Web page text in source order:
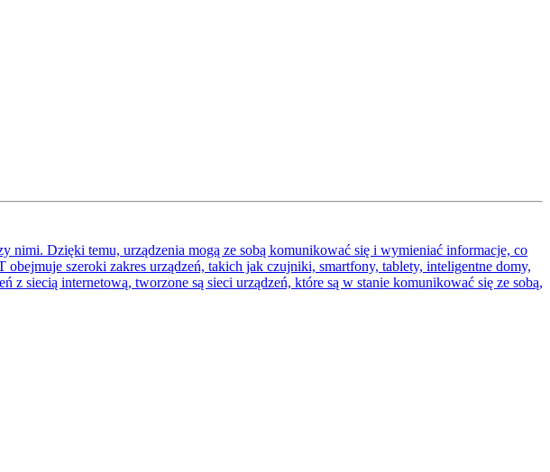
nimi. Dzięki temu, urządzenia mogą ze sobą komunikować się i wymieniać informacje, co
szeroki zakres urządzeń, takich jak czujniki, smartfony, tablety, inteligentne domy,
z siecią internetową, tworzone są sieci urządzeń, które są w stanie komunikować się ze sobą,